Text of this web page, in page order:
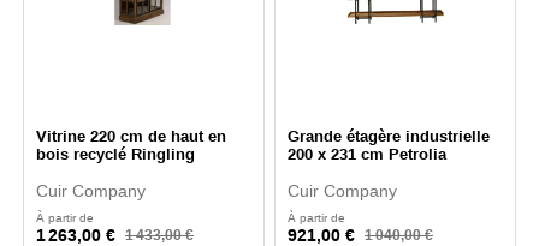
Vitrine 220 cm de haut en
bois recyclé Ringling
Cuir Company
À partir de
1 263,00 € 1 433,00 €
Grande étagère industrielle
200 x 231 cm Petrolia
Cuir Company
À partir de
921,00 € 1 040,00 €